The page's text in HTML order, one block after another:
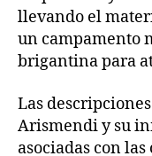
llevando el
un campamento
brigantina para
Las
Arismendi y su
asociadas con